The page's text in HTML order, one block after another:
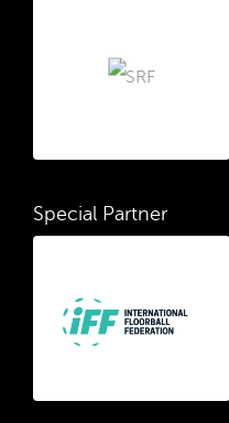
Special Partner